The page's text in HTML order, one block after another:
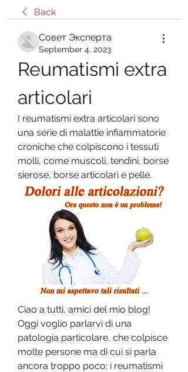
Back
Совет Эксперта
September 4, 2023
Reumatismi extra
articolari
I reumatismi extra articolari sono
una serie di malattie infiammatorie
croniche che colpiscono i tessuti
molli, come muscoli, tendini, borse
sierose, borse articolari e pelle.
Ciao a tutti, amici del mio blog!
Oggi voglio parlarvi di una
patologia particolare, che colpisce
molte persone ma di cui si parla
ancora troppo poco: i reumatismi